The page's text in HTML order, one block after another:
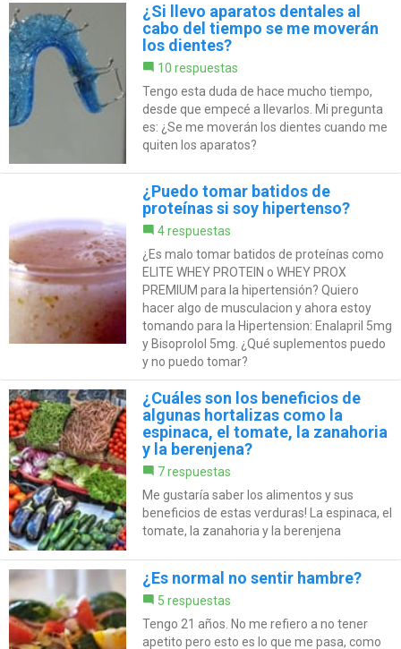
¿Si llevo aparatos dentales al
cabo del tiempo se me moverán
los dientes?
10 respuestas
Tengo esta duda de hace mucho tiempo,
desde que empecé a llevarlos. Mi pregunta
es: ¿Se me moverán los dientes cuando me
quiten los aparatos?
¿Puedo tomar batidos de
proteínas si soy hipertenso?
4 respuestas
¿Es malo tomar batidos de proteínas como
ELITE WHEY PROTEIN o WHEY PROX
PREMIUM para la hipertensión? Quiero
hacer algo de musculacion y ahora estoy
tomando para la Hipertension: Enalapril 5mg
y Bisoprolol 5mg. ¿Qué suplementos puedo
y no puedo tomar?
¿Cuáles son los beneficios de
algunas hortalizas como la
espinaca, el tomate, la zanahoria
y la berenjena?
7 respuestas
Me gustaría saber los alimentos y sus
beneficios de estas verduras! La espinaca, el
tomate, la zanahoria y la berenjena
¿Es normal no sentir hambre?
5 respuestas
Tengo 21 años. No me refiero a no tener
apetito pero esto es lo que me pasa, como